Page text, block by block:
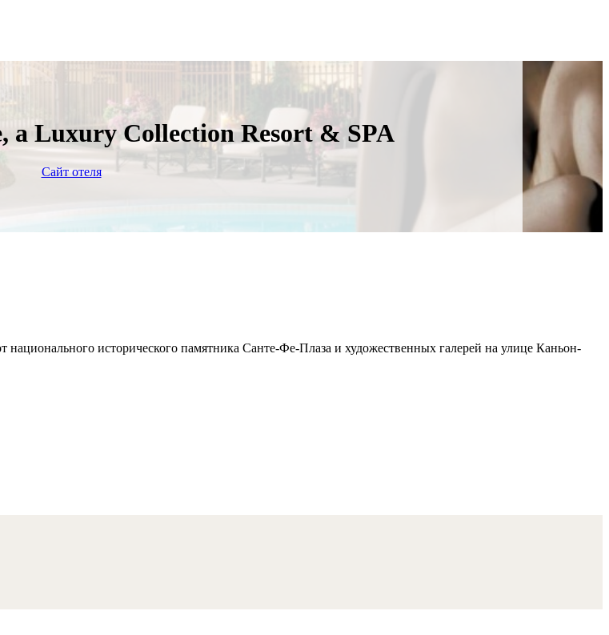
a Luxury Collection Resort & SPA
Сайт отеля
исторического памятника Санте-Фе-Плаза и художественных галерей на улице Каньон-